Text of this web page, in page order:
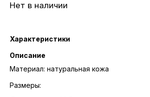
Нет в наличии
Характеристики
Описание
Материал: натуральная кожа
Размеры: